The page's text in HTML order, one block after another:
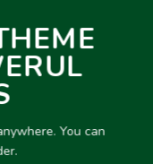
You can